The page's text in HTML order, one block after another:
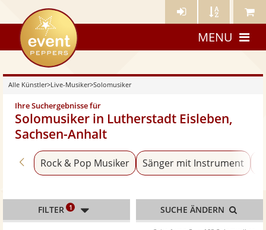
Künstler- Künstler Meine
eventpeppers
MENU
Alle Künstler>Live-Musiker>Solomusiker
Ihre Suchergebnisse für
Solomusiker in Lutherstadt Eisleben,
Sachsen-Anhalt
Zurück zu «Live-Musiker»
Rock & Pop Musiker Sänger mit Instrument
FILTER 1 SUCHE ÄNDERN